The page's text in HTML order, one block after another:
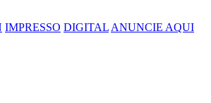
IMPRESSO DIGITAL ANUNCIE AQUI